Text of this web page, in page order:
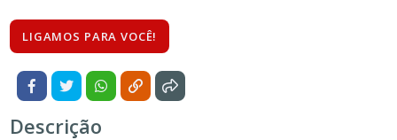
LIGAMOS PARA VOCÊ!
Descrição